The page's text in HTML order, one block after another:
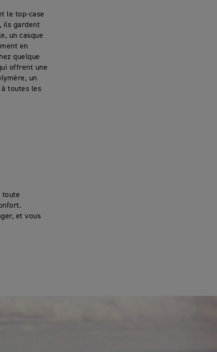
le top-case
ils gardent
un casque
en
quelque
offrent une
un
toutes les
toute
et vous